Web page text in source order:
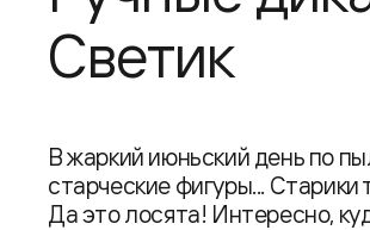
Светик
В жаркий июньский день по
старческие фигуры...
Да это лосята! Интересно,